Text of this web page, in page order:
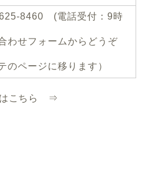
8460 (電話受付：9時
わせフォームからどうぞ
のページに移ります）
はこちら ⇒